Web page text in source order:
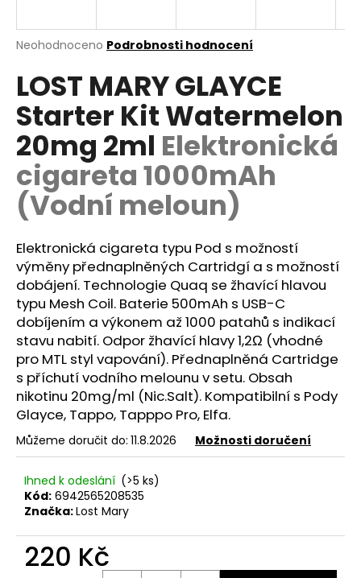
Průměrné
produktu
je
0,0
z
5
hvězdiček.
Neohodnoceno Podrobnosti hodnocení
LOST MARY GLAYCE
Starter Kit Watermelon
20mg 2ml Elektronická
cigareta 1000mAh
(Vodní meloun)
Elektronická cigareta typu Pod s možností
výměny přednaplněných Cartridgí a s možností
dobájení. Technologie Quaq se žhavící hlavou
typu Mesh Coil. Baterie 500mAh s USB-C
dobíjením a výkonem až 1000 patahů s indikací
stavu nabití. Odpor žhavící hlavy 1,2Ω (vhodné
pro MTL styl vapování). Přednaplněná Cartridge
s příchutí vodního melounu v setu. Obsah
nikotinu 20mg/ml (Nic.Salt). Kompatibilní s Pody
Glayce, Tappo, Tapppo Pro, Elfa.
Můžeme doručit do: 11.8.2026 Možnosti doručení
Ihned k odeslání (>5 ks)
Kód: 6942565208535
Značka:Lost Mary
220 Kč
j
t
?
HLEDAT
D
o
p
o
r
u
č
u
j
e
m
e
LOST
MARY
-
META
MOON